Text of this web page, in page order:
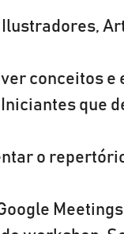
conceitos
que
o